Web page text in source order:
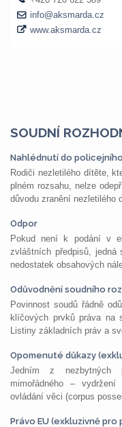
SOUDNÍ
Nahlédnutí do
Rodiči nezletilého dítěte,
plném rozsahu, nelze
důvodu zranění nezletilého
Odpor
Pokud není k podání v
zvláštních předpisů,
nedostatek obsahových
Odůvodnění soudního
Povinnost soudů řádně
klíčových prvků práva na
Listiny základních práv a
Opomenuté důkazy
Jedním z nezbytných
mimořádného –
ovládání věci (corpus
Právo EU (exkluzivně